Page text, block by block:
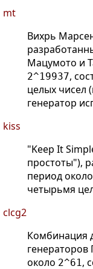
mt
Вихрь
Мацумото и
2^19937,
целых чисел
генератор
kiss
"Keep It
простоты"),
период около
четырьмя
clcg2
Комбинация
генераторов
около 2^61 ,